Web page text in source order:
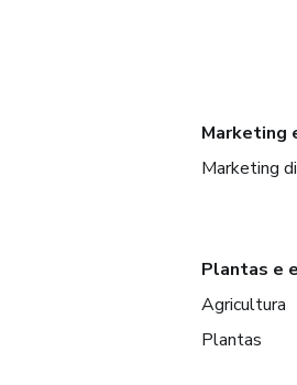
Marketing
Marketing
Plantas e
Agricultura
Plantas